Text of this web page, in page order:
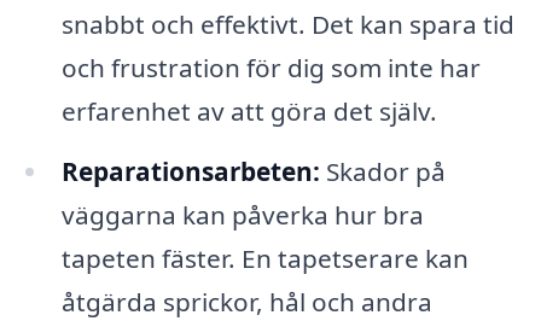
snabbt och effektivt. Det kan spara tid
och frustration för dig som inte har
erfarenhet av att göra det själv.
Reparationsarbeten: Skador på
väggarna kan påverka hur bra
tapeten fäster. En tapetserare kan
åtgärda sprickor, hål och andra